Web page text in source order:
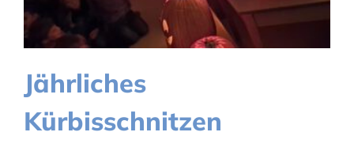
Jährliches
Kürbisschnitzen